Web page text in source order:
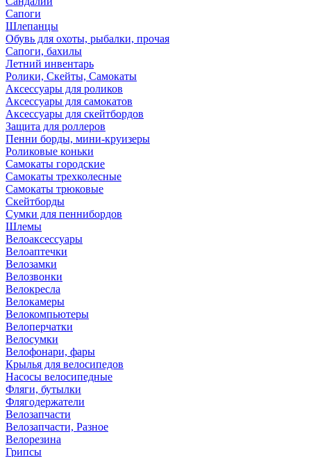
Сапоги
Шлепанцы
Обувь для охоты, рыбалки, прочая
Сапоги, бахилы
Летний инвентарь
Ролики, Скейты, Самокаты
Аксессуары для роликов
Аксессуары для самокатов
Аксессуары для скейтбордов
Защита для роллеров
Пенни борды, мини-круизеры
Роликовые коньки
Самокаты городские
Самокаты трехколесные
Самокаты трюковые
Скейтборды
Сумки для пеннибордов
Шлемы
Велоаксессуары
Велоаптечки
Велозамки
Велозвонки
Велокресла
Велокамеры
Велокомпьютеры
Велоперчатки
Велосумки
Велофонари, фары
Крылья для велосипедов
Насосы велосипедные
Фляги, бутылки
Флягодержатели
Велозапчасти
Велозапчасти, Разное
Велорезина
Грипсы